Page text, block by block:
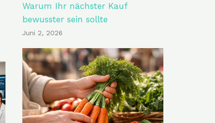
Warum Ihr nächster Kauf
bewusster sein sollte
Juni 2, 2026